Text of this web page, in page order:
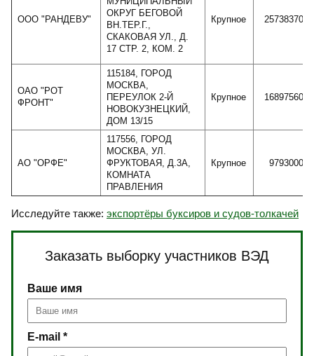
ООО "РАНДЕВУ"
ОКРУГ БЕГОВОЙ
ВН.ТЕР.Г.,
СКАКОВАЯ УЛ., Д.
17 СТР. 2, КОМ. 2
Крупное 25738370
ОАО "РОТ
ФРОНТ"
115184, ГОРОД
МОСКВА,
ПЕРЕУЛОК 2-Й
НОВОКУЗНЕЦКИЙ,
ДОМ 13/15
Крупное 16897560
АО "ОРФЕ"
117556, ГОРОД
МОСКВА, УЛ.
ФРУКТОВАЯ, Д.3А,
КОМНАТА
ПРАВЛЕНИЯ
Крупное 9793000
Исследуйте также: экспортёры буксиров и судов-толкачей
Заказать выборку участников ВЭД
Ваше имя
E-mail *